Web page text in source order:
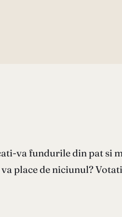
va fundurile din pat si
place de niciunul?